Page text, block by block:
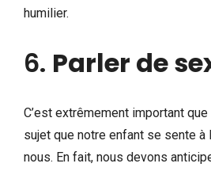
humilier.
6. Parler de
C’est extrêmement important
sujet que notre enfant se sente à
nous. En fait, nous devons